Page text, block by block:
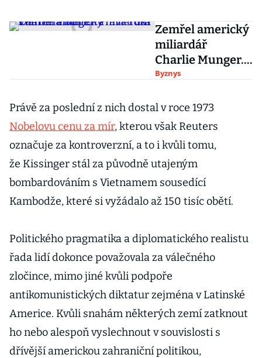
Zemřel americký
miliardář
Charlie Munger.
Pravá ruka
Byznys
Právě za poslední z nich dostal v roce 1973
Nobelovu cenu za mír, kterou však Reuters
označuje za kontroverzní, a to i kvůli tomu,
že Kissinger stál za původně utajeným
bombardováním s Vietnamem sousedící
Kambodže, které si vyžádalo až 150 tisíc obětí.
Politického pragmatika a diplomatického realistu
řada lidí dokonce považovala za válečného
zločince, mimo jiné kvůli podpoře
antikomunistických diktatur zejména v Latinské
Americe. Kvůli snahám některých zemí zatknout
ho nebo alespoň vyslechnout v souvislosti s
dřívější americkou zahraniční politikou,